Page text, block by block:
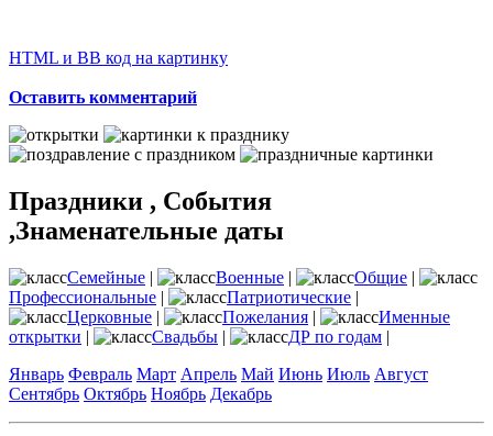
HTML и BB код на картинку
Оставить комментарий
Праздники , События
,Знаменательные даты
Семейные | Военные | Общие |
Профессиональные | Патриотические |
Церковные | Пожелания |
Именные
открытки | Свадьбы | ДР по годам |
Январь Февраль Март Апрель Май Июнь Июль Август
Сентябрь Октябрь Ноябрь Декабрь